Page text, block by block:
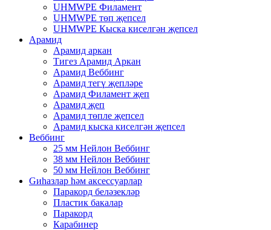
UHMWPE Филамент
UHMWPE төп җепсел
UHMWPE Кыска киселгән җепсел
Арамид
Арамид аркан
Тигез Арамид Аркан
Арамид Веббинг
Арамид тегү җепләре
Арамид Филамент җеп
Арамид җеп
Арамид төпле җепсел
Арамид кыска киселгән җепсел
Веббинг
25 мм Нейлон Веббинг
38 мм Нейлон Веббинг
50 мм Нейлон Веббинг
Gиһазлар һәм аксессуарлар
Паракорд беләзекләр
Пластик бакалар
Паракорд
Карабинер